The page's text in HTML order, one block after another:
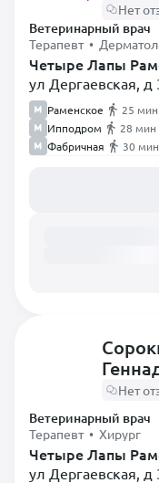
Нет
Ветеринарный врач
Терапевт •
Четыре Лапы
ул Дергаевская, д
Раменское
25 мин
Ипподром
28 мин
Фабричная
30 мин
Нет
Ветеринарный врач
Терапевт • Хирург
Четыре Лапы
ул Дергаевская, д